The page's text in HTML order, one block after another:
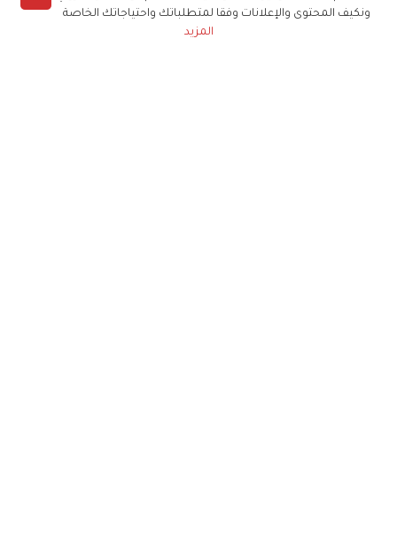
ونكيف المحتوى والإعلانات وفقا لمتطلباتك واحتياجاتك الخاصة
المزيد